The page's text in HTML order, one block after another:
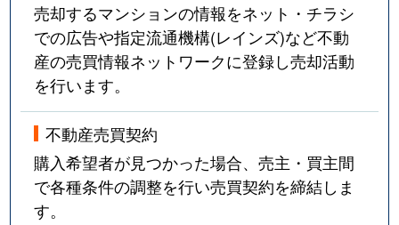
売却するマンションの情報をネット・チラシ
での広告や指定流通機構(レインズ)など不動
産の売買情報ネットワークに登録し売却活動
を行います。
不動産売買契約
購入希望者が見つかった場合、売主・買主間
で各種条件の調整を行い売買契約を締結しま
す。